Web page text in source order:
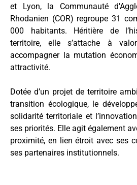
et Lyon, la Communauté
Rhodanien (COR) regroupe 31
000 habitants. Héritière de
territoire, elle s’attache à
accompagner la mutation
attractivité.
Dotée d’un projet de territoire
transition écologique, le
solidarité territoriale et
ses priorités. Elle agit également
proximité, en lien étroit avec ses
ses partenaires institutionnels.